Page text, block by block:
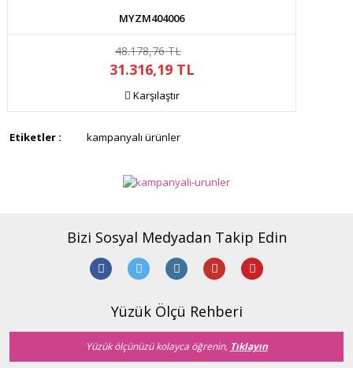
MYZM404006
48.178,76 TL
31.316,19 TL
Karşılaştır
Etiketler : kampanyalı ürünler
Bizi Sosyal Medyadan Takip Edin
Yüzük Ölçü Rehberi
Yüzük ölçünüzü kolayca öğrenin, Tıklayın